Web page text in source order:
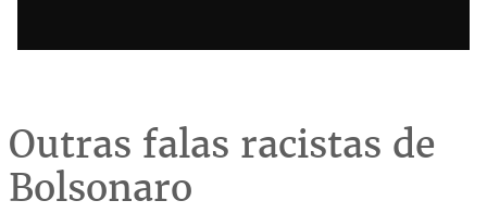
Outras falas racistas de
Bolsonaro